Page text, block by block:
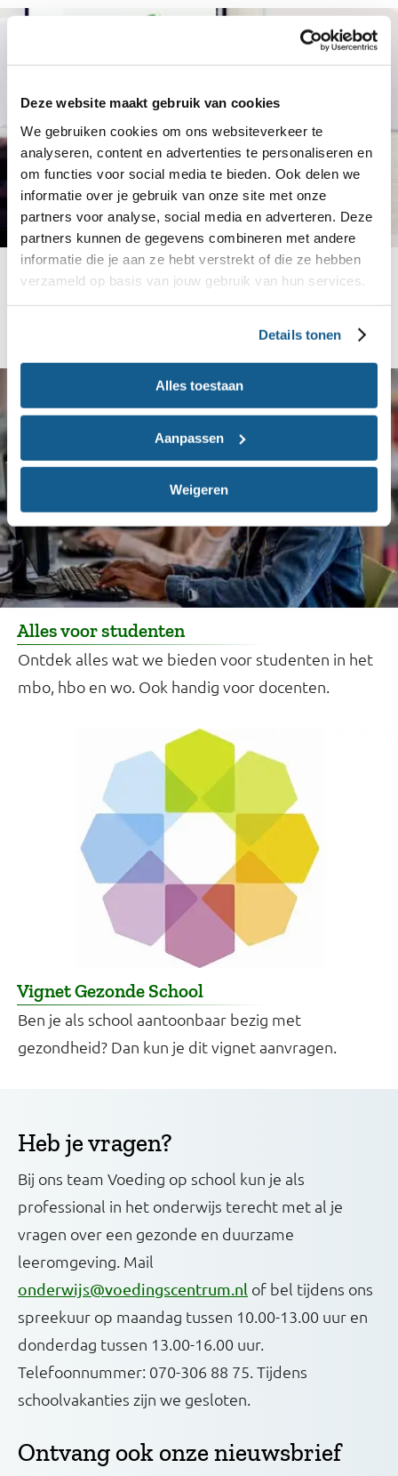
Deze website maakt gebruik van cookies
We gebruiken cookies om ons websiteverkeer te
analyseren, content en advertenties te personaliseren en
om functies voor social media te bieden. Ook delen we
informatie over je gebruik van onze site met onze
partners voor analyse, social media en adverteren. Deze
partners kunnen de gegevens combineren met andere
informatie die je aan ze hebt verstrekt of die ze hebben
verzameld op basis van jouw gebruik van hun services.
Details tonen
Alles toestaan
Aanpassen
Weigeren
Leerplankader Voeding
SLO-leerplankader Voeding gebruiken.
Alles voor studenten
Ontdek alles wat we bieden voor studenten in het
mbo, hbo en wo. Ook handig voor docenten.
Vignet Gezonde School
Ben je als school aantoonbaar bezig met
gezondheid? Dan kun je dit vignet aanvragen.
Heb je vragen?
Bij ons team Voeding op school kun je als
professional in het onderwijs terecht met al je
vragen over een gezonde en duurzame
leeromgeving. Mail
onderwijs@voedingscentrum.nl of bel tijdens ons
spreekuur op maandag tussen 10.00-13.00 uur en
donderdag tussen 13.00-16.00 uur.
Telefoonnummer: 070-306 88 75. Tijdens
schoolvakanties zijn we gesloten.
Ontvang ook onze nieuwsbrief